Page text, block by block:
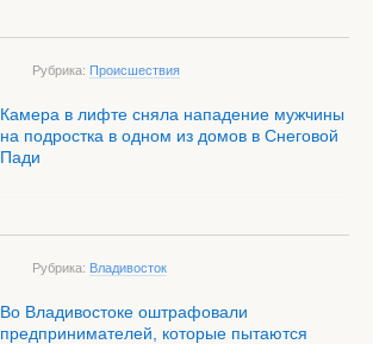
Рубрика: Происшествия
Камера в лифте сняла нападение мужчины
на подростка в одном из домов в Снеговой
Пади
Рубрика: Владивосток
Во Владивостоке оштрафовали
предпринимателей, которые пытаются